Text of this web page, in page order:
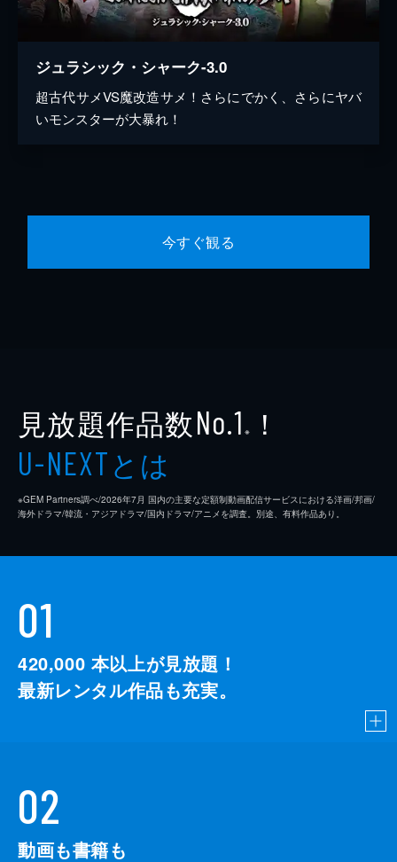
ジュラシック・シャーク-3.0
超古代サメVS魔改造サメ！さらにでかく、さらにヤバ
いモンスターが大暴れ！
今すぐ観る
見放題作品数No.1 ※ ！
U-NEXTとは
※GEM Partners調べ/2026年7⽉ 国内の主要な定額制動画配信サービスにおける洋画/邦画/
海外ドラマ/韓流・アジアドラマ/国内ドラマ/アニメを調査。別途、有料作品あり。
01
420,000 本以上が見放題！
最新レンタル作品も充実。
02
動画も書籍も